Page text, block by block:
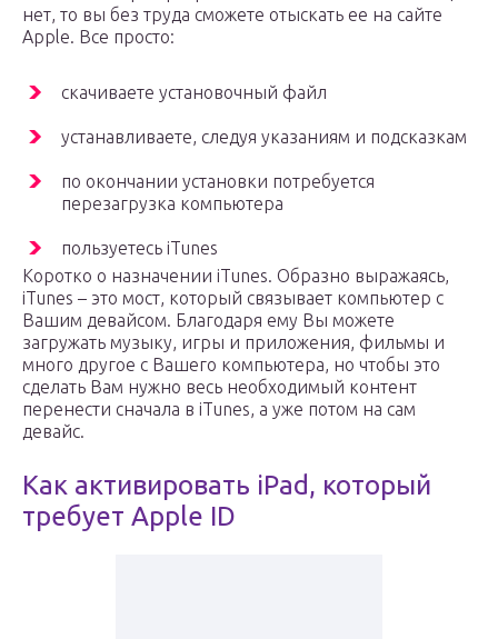
нет, то вы без труда сможете отыскать ее на сайте
Apple. Все просто:
скачиваете установочный файл
устанавливаете, следуя указаниям и подсказкам
по окончании установки потребуется
перезагрузка компьютера
пользуетесь iTunes
Коротко о назначении iTunes. Образно выражаясь,
iTunes – это мост, который связывает компьютер с
Вашим девайсом. Благодаря ему Вы можете
загружать музыку, игры и приложения, фильмы и
много другое с Вашего компьютера, но чтобы это
сделать Вам нужно весь необходимый контент
перенести сначала в iTunes, а уже потом на сам
девайс.
Как активировать iPad, который
требует Apple ID